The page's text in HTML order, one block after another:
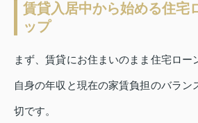
賃貸入居中から始める住宅
ップ
まず、賃貸にお住まいのまま住宅ロー
自身の年収と現在の家賃負担のバラン
切です。